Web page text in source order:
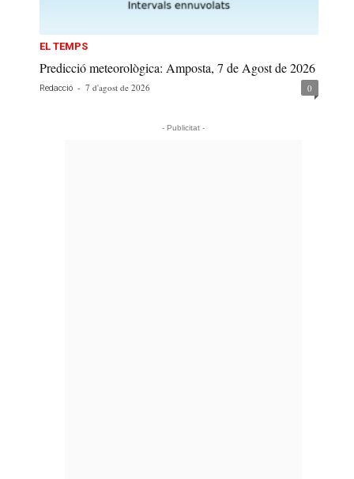
EL TEMPS
Predicció meteorològica: Amposta, 7 de Agost de 2026
Redacció - 7 d'agost de 2026 0
- Publicitat -